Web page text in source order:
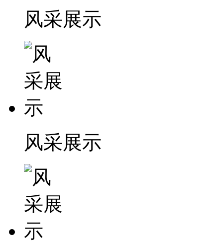
风采展示
风采展示